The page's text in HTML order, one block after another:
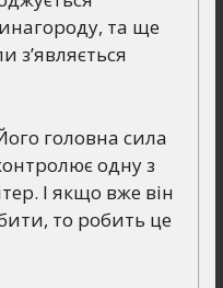
та ще
з’являється
головна сила
одну з
І якщо вже він
то робить це